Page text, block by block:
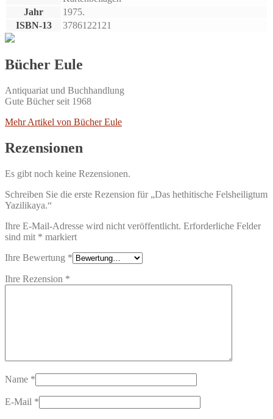
Jahr
1975.
ISBN-13
3786122121
Bücher Eule
Antiquariat und Buchhandlung
Gute Bücher seit 1968
Mehr Artikel von Bücher Eule
Rezensionen
Es gibt noch keine Rezensionen.
Schreiben Sie die erste Rezension für „Das hethitische Felsheiligtum
Yazilikaya.“
Ihre E-Mail-Adresse wird nicht veröffentlicht. Erforderliche Felder
sind mit * markiert
Ihre Bewertung *
Ihre Rezension *
Name *
E-Mail *